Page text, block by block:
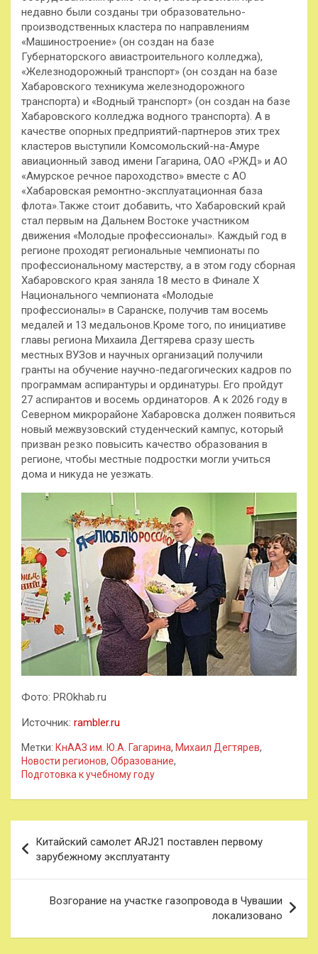
недавно были созданы три образовательно-
производственных кластера по направлениям
«Машиностроение» (он создан на базе
Губернаторского авиастроительного колледжа),
«Железнодорожный транспорт» (он создан на базе
Хабаровского техникума железнодорожного
транспорта) и «Водный транспорт» (он создан на базе
Хабаровского колледжа водного транспорта). А в
качестве опорных предприятий-партнеров этих трех
кластеров выступили Комсомольский-на-Амуре
авиационный завод имени Гагарина, ОАО «РЖД» и АО
«Амурское речное пароходство» вместе с АО
«Хабаровская ремонтно-эксплуатационная база
флота».Также стоит добавить, что Хабаровский край
стал первым на Дальнем Востоке участником
движения «Молодые профессионалы». Каждый год в
регионе проходят региональные чемпионаты по
профессиональному мастерству, а в этом году сборная
Хабаровского края заняла 18 место в Финале X
Национального чемпионата «Молодые
профессионалы» в Саранске, получив там восемь
медалей и 13 медальонов.Кроме того, по инициативе
главы региона Михаила Дегтярева сразу шесть
местных ВУЗов и научных организаций получили
гранты на обучение научно-педагогических кадров по
программам аспирантуры и ординатуры. Его пройдут
27 аспирантов и восемь ординаторов. А к 2026 году в
Северном микрорайоне Хабаровска должен появиться
новый межвузовский студенческий кампус, который
призван резко повысить качество образования в
регионе, чтобы местные подростки могли учиться
дома и никуда не уезжать.
Фото: PROkhab.ru
Источник: rambler.ru
Метки: КнААЗ им. Ю.А. Гагарина, Михаил Дегтярев,
Новости регионов, Образование,
Подготовка к учебному году
по
записям
Китайский самолет ARJ21 поставлен первому
зарубежному эксплуатанту
Возгорание на участке газопровода в Чувашии
локализовано